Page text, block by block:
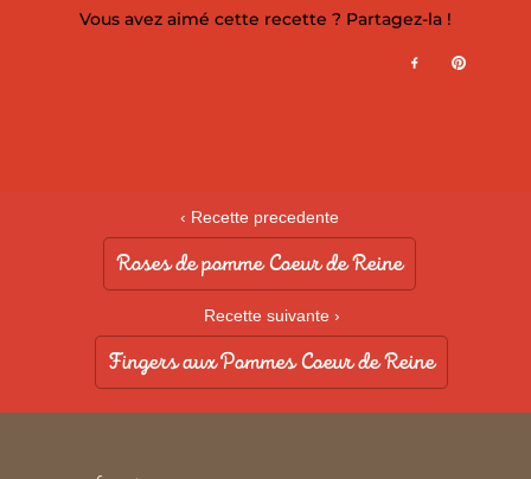
Vous avez aimé cette recette ? Partagez-la !
‹ Recette precedente
Roses de pomme Coeur de Reine
Recette suivante ›
Fingers aux Pommes Coeur de Reine